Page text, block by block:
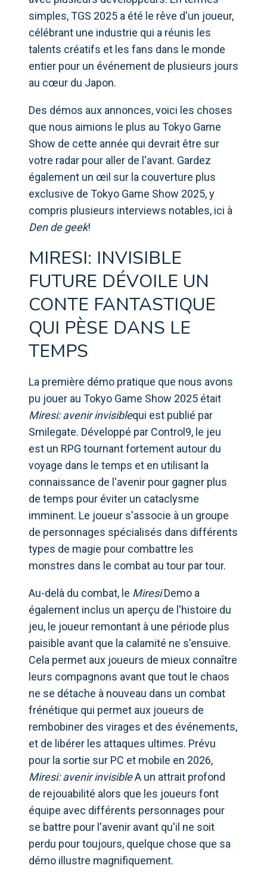
simples, TGS 2025 a été le rêve d'un joueur,
célébrant une industrie qui a réunis les
talents créatifs et les fans dans le monde
entier pour un événement de plusieurs jours
au cœur du Japon.
Des démos aux annonces, voici les choses
que nous aimions le plus au Tokyo Game
Show de cette année qui devrait être sur
votre radar pour aller de l'avant. Gardez
également un œil sur la couverture plus
exclusive de Tokyo Game Show 2025, y
compris plusieurs interviews notables, ici à
Den de geek!
MIRESI: INVISIBLE
FUTURE DÉVOILE UN
CONTE FANTASTIQUE
QUI PÈSE DANS LE
TEMPS
La première démo pratique que nous avons
pu jouer au Tokyo Game Show 2025 était
Miresi: avenir invisiblequi est publié par
Smilegate. Développé par Control9, le jeu
est un RPG tournant fortement autour du
voyage dans le temps et en utilisant la
connaissance de l'avenir pour gagner plus
de temps pour éviter un cataclysme
imminent. Le joueur s'associe à un groupe
de personnages spécialisés dans différents
types de magie pour combattre les
monstres dans le combat au tour par tour.
Au-delà du combat, le MiresiDemo a
également inclus un aperçu de l'histoire du
jeu, le joueur remontant à une période plus
paisible avant que la calamité ne s'ensuive.
Cela permet aux joueurs de mieux connaître
leurs compagnons avant que tout le chaos
ne se détache à nouveau dans un combat
frénétique qui permet aux joueurs de
rembobiner des virages et des événements,
et de libérer les attaques ultimes. Prévu
pour la sortie sur PC et mobile en 2026,
Miresi: avenir invisibleA un attrait profond
de rejouabilité alors que les joueurs font
équipe avec différents personnages pour
se battre pour l'avenir avant qu'il ne soit
perdu pour toujours, quelque chose que sa
démo illustre magnifiquement.